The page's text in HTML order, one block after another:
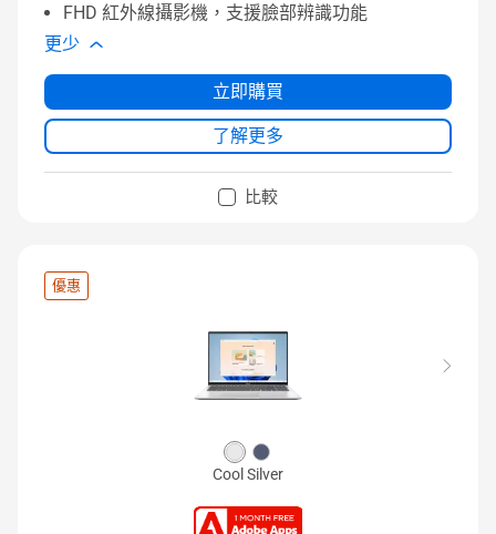
FHD 紅外線攝影機，支援臉部辨識功能
更少
立即購買
了解更多
比較
優惠
Cool Silver